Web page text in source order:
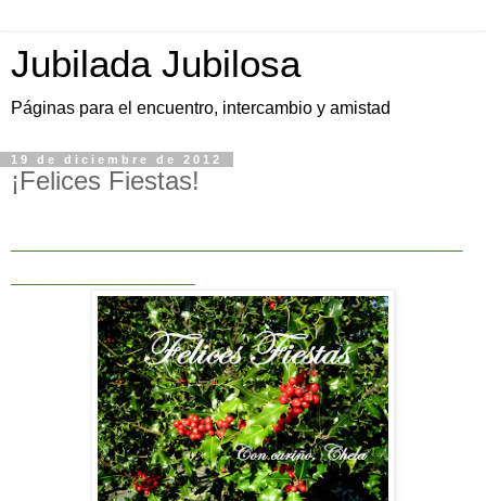
Jubilada Jubilosa
Páginas para el encuentro, intercambio y amistad
19 de diciembre de 2012
¡Felices Fiestas!